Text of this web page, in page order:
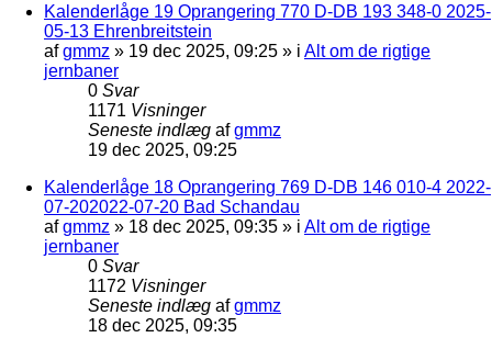
Kalenderlåge 19 Oprangering 770 D-DB 193 348-0 2025-
05-13 Ehrenbreitstein
afgmmz » 19 dec 2025, 09:25 » i Alt om de rigtige
jernbaner
0 Svar
1171 Visninger
Seneste indlæg afgmmz
19 dec 2025, 09:25
Kalenderlåge 18 Oprangering 769 D-DB 146 010-4 2022-
07-202022-07-20 Bad Schandau
afgmmz » 18 dec 2025, 09:35 » i Alt om de rigtige
jernbaner
0 Svar
1172 Visninger
Seneste indlæg afgmmz
18 dec 2025, 09:35